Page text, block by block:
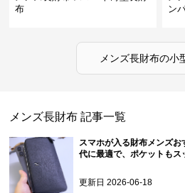
布
ン
メンズ長財布の小
メンズ長財布 記事一覧
スマホが入る財布メンズ
代に最適で、ポケットもス
更新日2026-06-18